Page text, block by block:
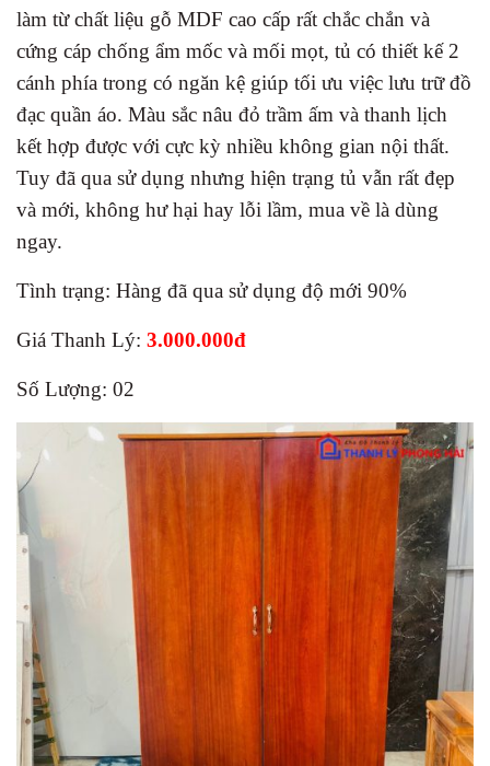
làm từ chất liệu gỗ MDF cao cấp rất chắc chắn và
cứng cáp chống ẩm mốc và mối mọt, tủ có thiết kế 2
cánh phía trong có ngăn kệ giúp tối ưu việc lưu trữ đồ
đạc quần áo. Màu sắc nâu đỏ trầm ấm và thanh lịch
kết hợp được với cực kỳ nhiều không gian nội thất.
Tuy đã qua sử dụng nhưng hiện trạng tủ vẫn rất đẹp
và mới, không hư hại hay lỗi lầm, mua về là dùng
ngay.
Tình trạng: Hàng đã qua sử dụng độ mới 90%
Giá Thanh Lý: 3.000.000đ
Số Lượng: 02